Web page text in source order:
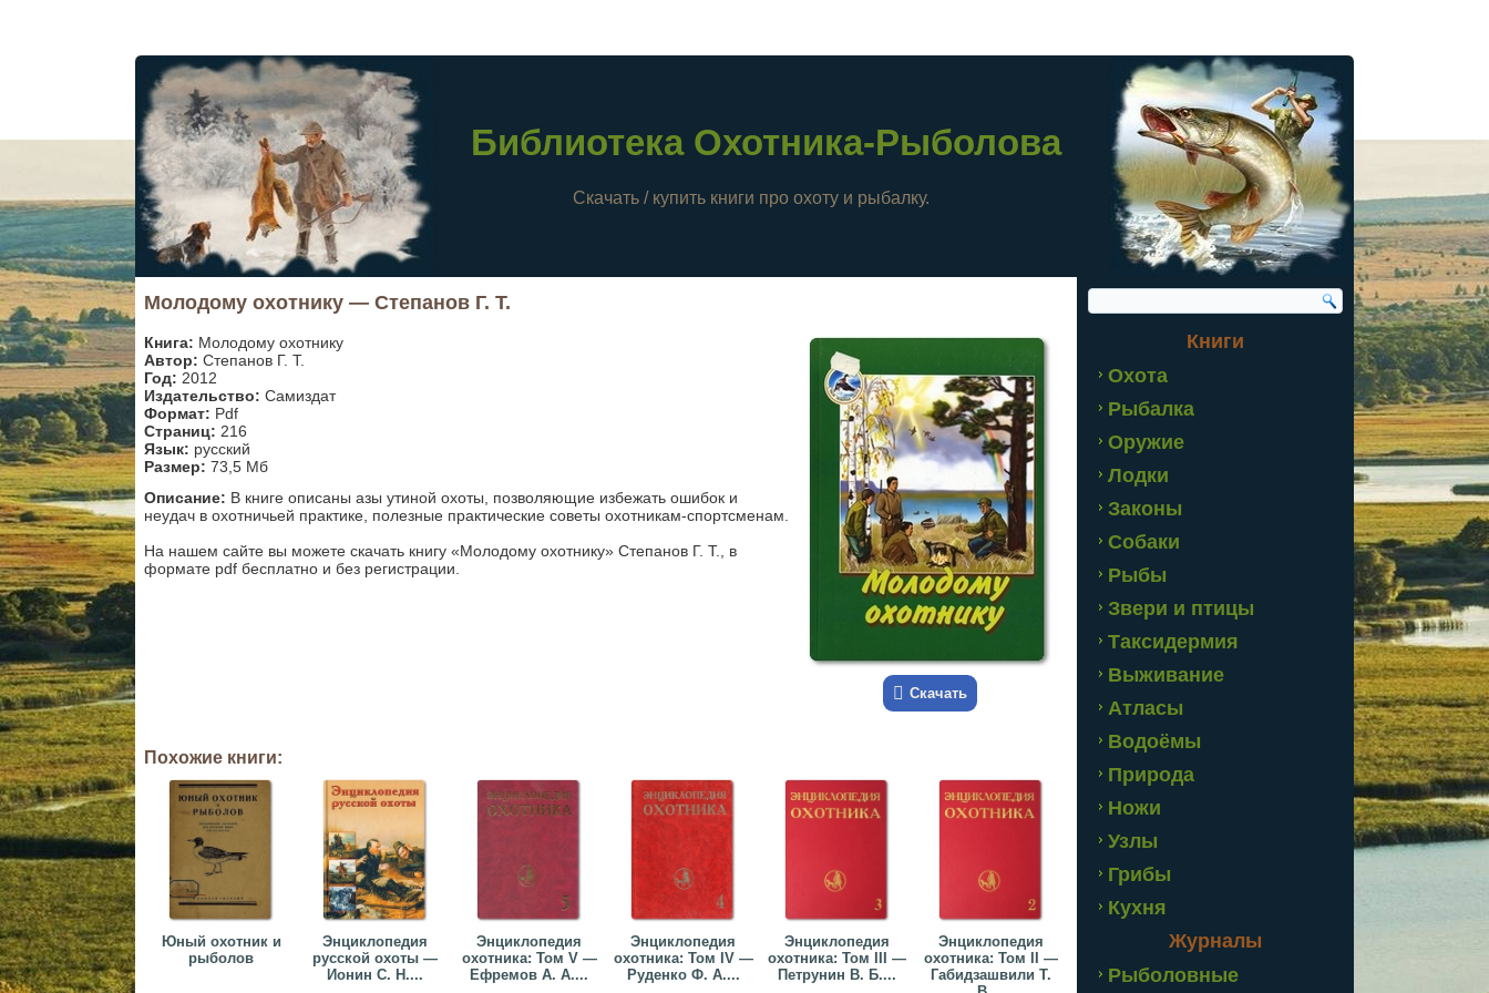
Библиотека Охотника-Рыболова
Скачать / купить книги про охоту и рыбалку.
Молодому охотнику — Степанов Г. Т.
Скачать
Книга: Молодому охотнику
Автор: Степанов Г. Т.
Год: 2012
Издательство: Самиздат
Формат: Pdf
Страниц: 216
Язык: русский
Размер: 73,5 Мб
Описание: В книге описаны азы утиной охоты, позволяющие избежать ошибок и
неудач в охотничьей практике, полезные практические советы охотникам-спортсменам.
На нашем сайте вы можете скачать книгу «Молодому охотнику» Степанов Г. Т., в
формате pdf бесплатно и без регистрации.
Похожие книги:
Юный охотник и
рыболов
Энциклопедия
русской охоты —
Ионин С. Н....
Энциклопедия
охотника: Том V —
Ефремов А. А....
Энциклопедия
охотника: Том IV —
Руденко Ф. А....
Энциклопедия
охотника: Том III —
Петрунин В. Б....
Энциклопедия
охотника: Том II —
Габидзашвили Т.
Книги
Охота
Рыбалка
Оружие
Лодки
Законы
Собаки
Рыбы
Звери и птицы
Таксидермия
Выживание
Атласы
Водоёмы
Природа
Ножи
Узлы
Грибы
Кухня
Журналы
Рыболовные